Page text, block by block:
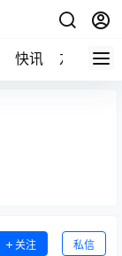
快讯 友链
关注 私信